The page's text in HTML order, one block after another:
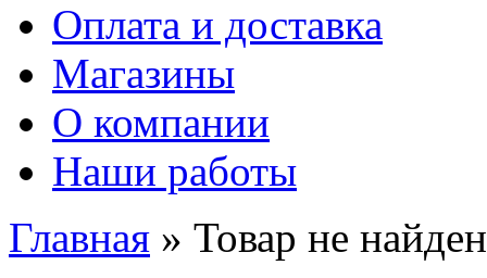
Оплата и доставка
Магазины
О компании
Наши работы
Главная » Товар не